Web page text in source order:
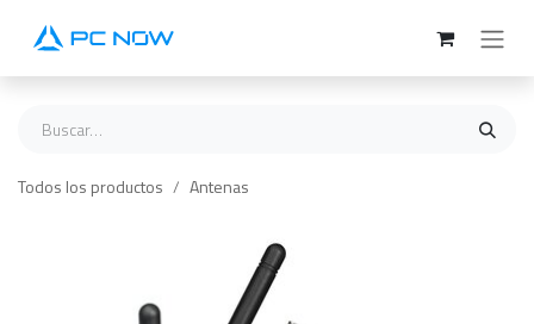
Todos los productos Antenas